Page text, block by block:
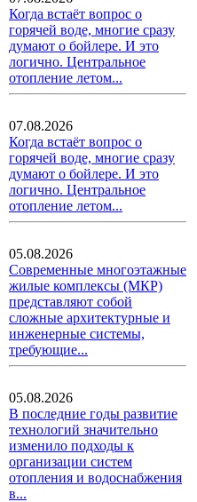
Когда встаёт вопрос о
горячей воде, многие сразу
думают о бойлере. И это
логично. Центральное
отопление летом...
07.08.2026
Когда встаёт вопрос о
горячей воде, многие сразу
думают о бойлере. И это
логично. Центральное
отопление летом...
05.08.2026
Современные многоэтажные
жилые комплексы (МКР)
представляют собой
сложные архитектурные и
инженерные системы,
требующие...
05.08.2026
В последние годы развитие
технологий значительно
изменило подходы к
организации систем
отопления и водоснабжения
в...